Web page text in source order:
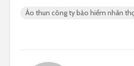
Áo thun công ty bảo hiểm nhân